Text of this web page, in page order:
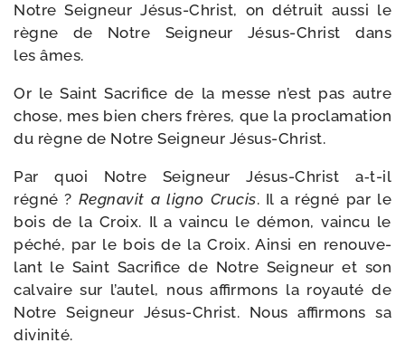
Notre Seigneur Jésus-​Christ, on détruit aus­si le
règne de Notre Seigneur Jésus-​Christ dans
les âmes.
Or le Saint Sacrifice de la messe n’est pas autre
chose, mes bien chers frères, que la pro­cla­ma­tion
du règne de Notre Seigneur Jésus-Christ.
Par quoi Notre Seigneur Jésus-​Christ a‑t-​il
régné ? Regnavit a ligno Crucis. Il a régné par le
bois de la Croix. Il a vain­cu le démon, vain­cu le
péché, par le bois de la Croix. Ainsi en renou­ve­
lant le Saint Sacrifice de Notre Seigneur et son
cal­vaire sur l’autel, nous affir­mons la royau­té de
Notre Seigneur Jésus-​Christ. Nous affir­mons sa
divinité.